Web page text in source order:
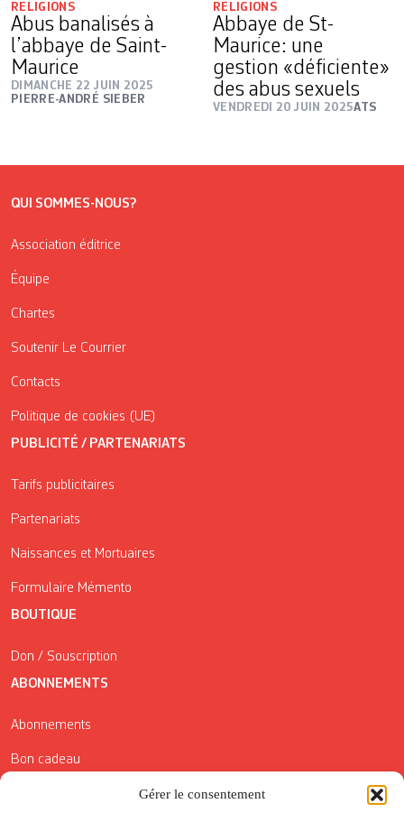
Gérer le consentement
RELIGIONS
Abus banalisés à
l’abbaye de Saint-
Maurice
DIMANCHE 22 JUIN 2025
PIERRE-ANDRÉ SIEBER
RELIGIONS
Abbaye de St-
Maurice: une
gestion «déficiente»
des abus sexuels
VENDREDI 20 JUIN 2025ATS
QUI SOMMES-NOUS?
Association éditrice
Équipe
Chartes
Soutenir Le Courrier
Contacts
Politique de cookies (UE)
PUBLICITÉ / PARTENARIATS
Tarifs publicitaires
Partenariats
Naissances et Mortuaires
Formulaire Mémento
BOUTIQUE
Don / Souscription
ABONNEMENTS
Abonnements
Bon cadeau
Conditions générales de vente